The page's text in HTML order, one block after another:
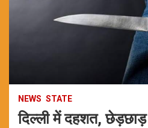
NEWS STATE
दिल्ली में दहशत,